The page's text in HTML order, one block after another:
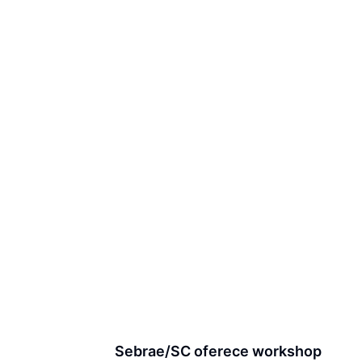
Sebrae/SC oferece workshop